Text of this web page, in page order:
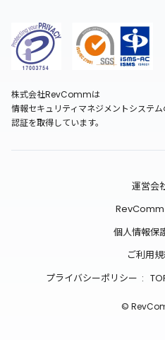
株式会社RevCommは
情報セキュリティマネジメントシステ
認証を取得しています。
運営会
RevComm
個人情報保
ご利用
プライバシーポリシー :
©